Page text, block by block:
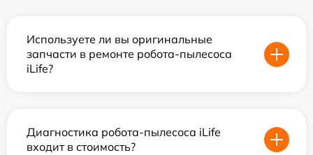
Используете ли вы оригинальные
запчасти в ремонте робота-пылесоса
iLife?
Диагностика робота-пылесоса iLife
входит в стоимость?